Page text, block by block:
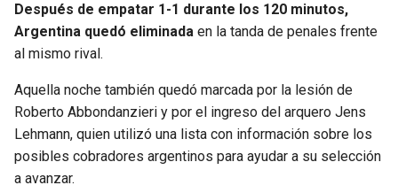
Después de empatar 1-1 durante los 120 minutos,
Argentina quedó eliminada en la tanda de penales frente
al mismo rival.
Aquella noche también quedó marcada por la lesión de
Roberto Abbondanzieri y por el ingreso del arquero Jens
Lehmann, quien utilizó una lista con información sobre los
posibles cobradores argentinos para ayudar a su selección
a avanzar.